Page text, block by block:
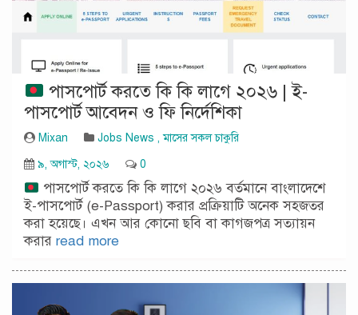
পাসপোর্ট করতে কি কি লাগে ২০২৬ | ই-
পাসপোর্ট আবেদন ও ফি নির্দেশিকা
Mixan Jobs News ,মাসের সকল চাকুরি
৯, অগাস্ট, ২০২৬
0
পাসপোর্ট করতে কি কি লাগে ২০২৬ বর্তমানে বাংলাদেশে
ই-পাসপোর্ট (e-Passport) করার প্রক্রিয়াটি অনেক সহজতর
করা হয়েছে। এখন আর কোনো ছবি বা কাগজপত্র সত্যায়ন
করার read more